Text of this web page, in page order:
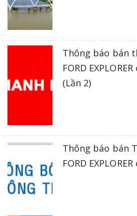
Thông báo bán
FORD
(Lần 2)
Thông báo bán
FORD